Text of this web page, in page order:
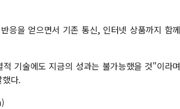
응을 얻으면서 기존 통신, 인터넷 상품까지 함께
기술에도 지금의 성과는 불가능했을 것"이라며
다.